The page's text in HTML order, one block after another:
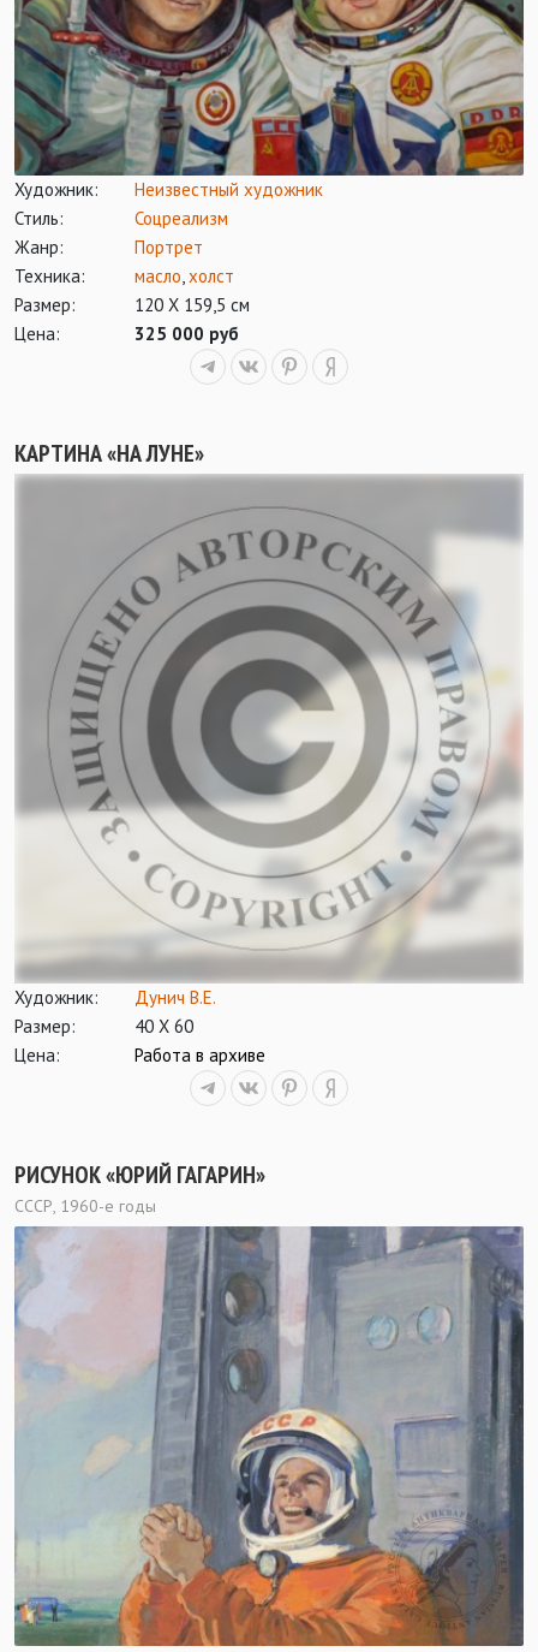
Художник:
Неизвестный художник
Стиль:
Соцреализм
Жанр:
Портрет
Техника:
масло,холст
Размер:
120 Х 159,5 см
Цена:
325 000 руб
КАРТИНА «НА ЛУНЕ»
Художник:
Дунич В.Е.
Размер:
40 Х 60
Цена:
Работа в архиве
РИСУНОК «ЮРИЙ ГАГАРИН»
СССР, 1960-е годы